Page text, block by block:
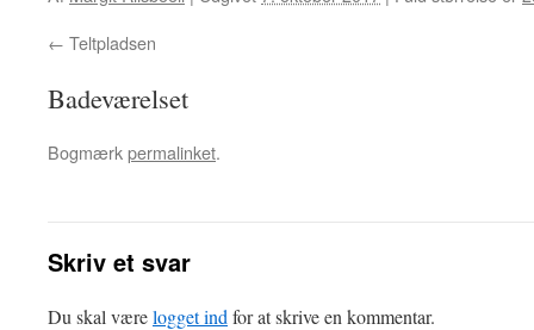
Teltpladsen
Badeværelset
Bogmærkpermalinket.
Skriv et svar
Du skal værelogget ind for at skrive en kommentar.